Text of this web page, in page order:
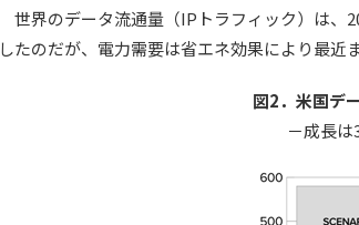
世界のデータ流通量（IPトラフィック）は、
したのだが、電力需要は省エネ効果により最近
図2．米国デ
－成長